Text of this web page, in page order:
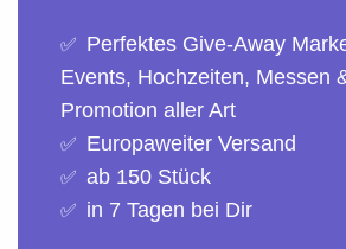
✅ Perfektes Give-Away
Events, Hochzeiten, Messen
Promotion aller Art
✅ Europaweiter Versand
✅ ab 150 Stück
✅ in 7 Tagen bei Dir